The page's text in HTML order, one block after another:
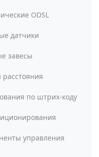
ODSL
датчики
завесы
расстояния
по штрих-коду
управления